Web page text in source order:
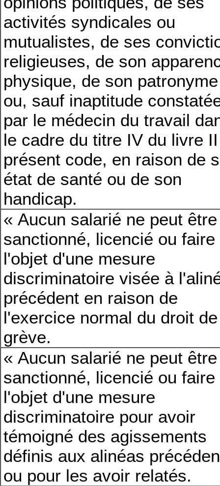
activités syndicales ou
mutualistes, de ses
religieuses, de son
physique, de son patronyme
ou, sauf inaptitude
par le médecin du travail
le cadre du titre IV du livre
présent code, en raison de
état de santé ou de son
handicap.
« Aucun salarié ne peut être
sanctionné, licencié ou faire
l'objet d'une mesure
discriminatoire visée à
précédent en raison de
l'exercice normal du droit de
grève.
« Aucun salarié ne peut être
sanctionné, licencié ou faire
l'objet d'une mesure
discriminatoire pour avoir
témoigné des agissements
définis aux alinéas
ou pour les avoir relatés.